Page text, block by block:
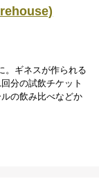
。ギネスが作られる
分の試飲チケット
の飲み比べなどか